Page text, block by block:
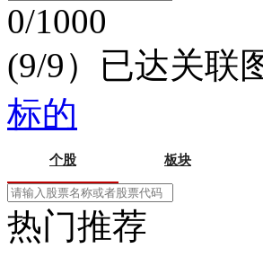
0/1000
(9/9）已达关联
标的
个股 板块
热门推荐